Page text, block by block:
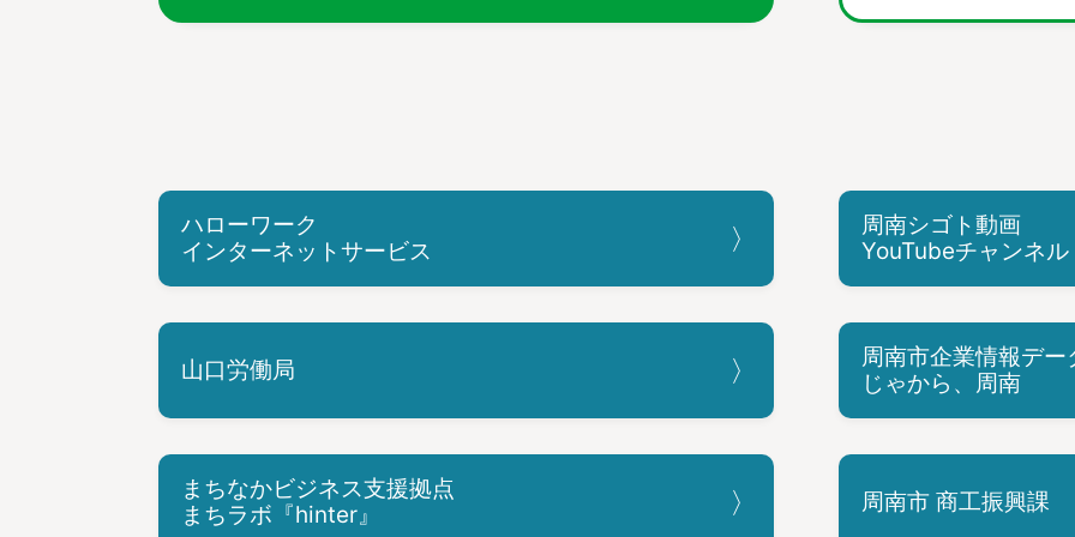
ハローワーク
インターネットサービス
周南シゴト動画
YouTubeチャンネル
山口労働局
周南市企業情報デー
じゃから、周南
まちなかビジネス支援拠点
まちラボ『hinter』
周南市 商工振興課